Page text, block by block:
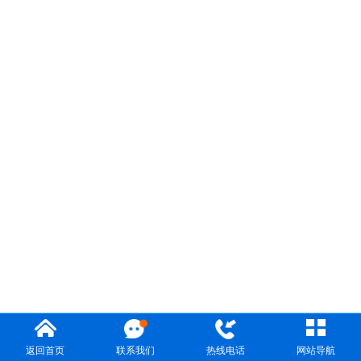
返回首页 联系我们 热线电话 网站导航